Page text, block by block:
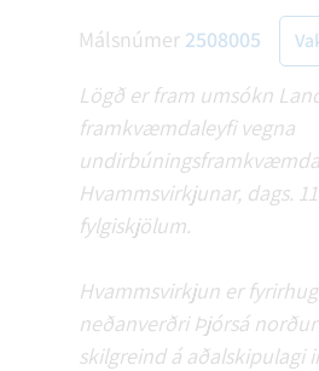
Málsnúmer 2508005
Lögð er fram umsókn
framkvæmdaleyfi vegna
Hvammsvirkjunar, dags.
fylgiskjölum.
Hvammsvirkjun er
neðanverðri Þjórsá
skilgreind á aðalskipulagi